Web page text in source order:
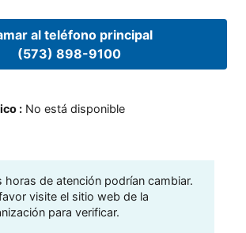
al teléfono principal
(573) 898-9100
: No está disponible
horas de atención podrían cambiar.
visite el sitio web de la
para verificar.